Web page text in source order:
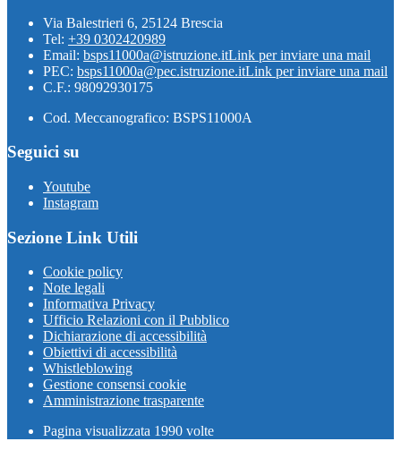
Via Balestrieri 6, 25124 Brescia
Tel: +39 0302420989
Email: bsps11000a@istruzione.itLink per inviare una mail
PEC: bsps11000a@pec.istruzione.itLink per inviare una mail
C.F.: 98092930175
Cod. Meccanografico: BSPS11000A
Seguici su
Youtube
Instagram
Sezione Link Utili
Cookie policy
Note legali
Informativa Privacy
Ufficio Relazioni con il Pubblico
Dichiarazione di accessibilità
Obiettivi di accessibilità
Whistleblowing
Gestione consensi cookie
Amministrazione trasparente
Pagina visualizzata 1990 volte